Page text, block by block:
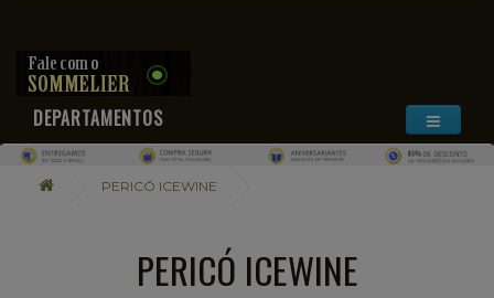
DEPARTAMENTOS
PERICÓ ICEWINE
PERICÓ ICEWINE